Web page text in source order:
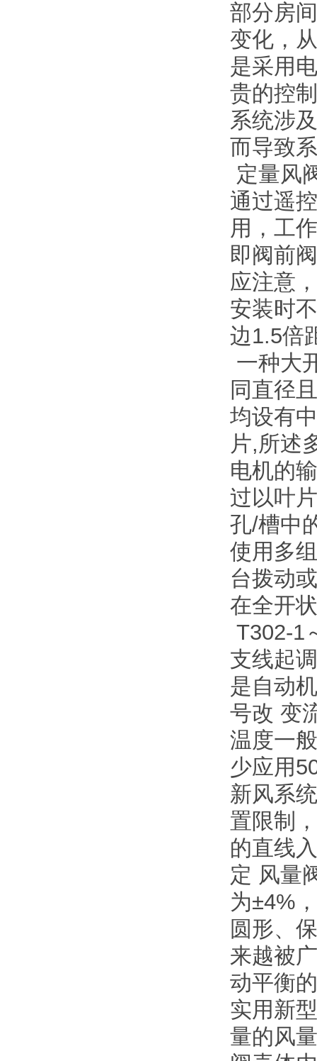
部分房
变化，
是采用
贵的控
系统涉
而导致
定量风
通过遥
用，工
即阀前
应注意
安装时
边1.5倍
一种大
同直径
均设有
片,所述
电机的
过以叶
孔/槽中
使用多
台拨动
在全开
T302-1
支线起
是自动
号改 变
温度一
少应用
新风系
置限制
的直线
定 风量
为±4%
圆形、
来越被
动平衡
实用新
量的风